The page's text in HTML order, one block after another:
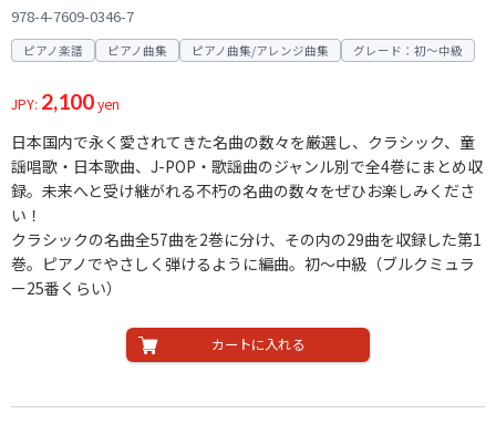
978-4-7609-0346-7
ピアノ楽譜 ピアノ曲集 ピアノ曲集/アレンジ曲集 グレード：初～中級
JPY: 2,100yen
日本国内で永く愛されてきた名曲の数々を厳選し、クラシック、童
謡唱歌・日本歌曲、J-POP・歌謡曲のジャンル別で全4巻にまとめ収
録。未来へと受け継がれる不朽の名曲の数々をぜひお楽しみくださ
い！
クラシックの名曲全57曲を2巻に分け、その内の29曲を収録した第1
巻。ピアノでやさしく弾けるように編曲。初〜中級（ブルクミュラ
ー25番くらい）
カートに入れる